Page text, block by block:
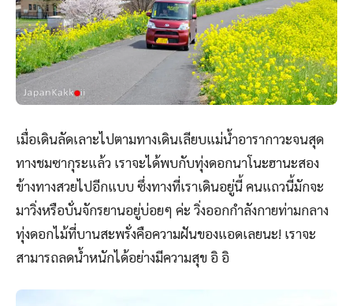
เมื่อเดินลัดเลาะไปตามทางเดินเลียบแม่น้ำอารากาวะจนสุด
ทางชมซากุระแล้ว เราจะได้พบกับทุ่งดอกนาโนะฮานะสอง
ข้างทางสวยไปอีกแบบ ซึ่งทางที่เราเดินอยู่นี้ คนแถวนี้มักจะ
มาวิ่งหรือบั่นจักรยานอยู่บ่อยๆ ค่ะ วิ่งออกกำลังกายท่ามกลาง
ทุ่งดอกไม้ที่บานสะพรั่งคือความฝันของแอดเลยนะ! เราจะ
สามารถลดน้ำหนักได้อย่างมีความสุข อิ อิ